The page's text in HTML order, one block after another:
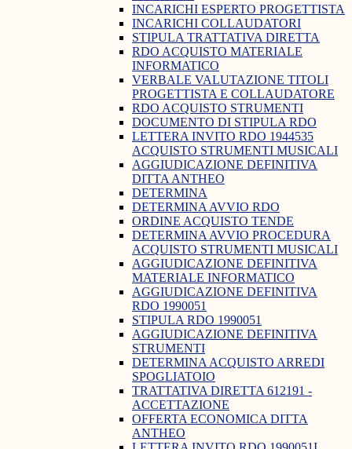
INCARICHI ESPERTO PROGETTISTA
INCARICHI COLLAUDATORI
STIPULA TRATTATIVA DIRETTA
RDO ACQUISTO MATERIALE
INFORMATICO
VERBALE VALUTAZIONE TITOLI
PROGETTISTA E COLLAUDATORE
RDO ACQUISTO STRUMENTI
DOCUMENTO DI STIPULA RDO
LETTERA INVITO RDO 1944535
ACQUISTO STRUMENTI MUSICALI
AGGIUDICAZIONE DEFINITIVA
DITTA ANTHEO
DETERMINA
DETERMINA AVVIO RDO
ORDINE ACQUISTO TENDE
DETERMINA AVVIO PROCEDURA
ACQUISTO STRUMENTI MUSICALI
AGGIUDICAZIONE DEFINITIVA
MATERIALE INFORMATICO
AGGIUDICAZIONE DEFINITIVA
RDO 1990051
STIPULA RDO 1990051
AGGIUDICAZIONE DEFINITIVA
STRUMENTI
DETERMINA ACQUISTO ARREDI
SPOGLIATOIO
TRATTATIVA DIRETTA 612191 -
ACCETTAZIONE
OFFERTA ECONOMICA DITTA
ANTHEO